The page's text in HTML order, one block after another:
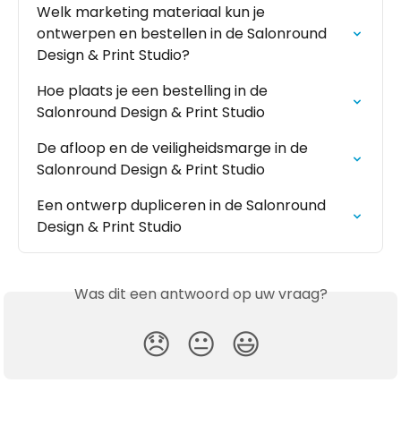
Welk marketing materiaal kun je
ontwerpen en bestellen in de Salonround
Design & Print Studio?
Hoe plaats je een bestelling in de
Salonround Design & Print Studio
De afloop en de veiligheidsmarge in de
Salonround Design & Print Studio
Een ontwerp dupliceren in de Salonround
Design & Print Studio
Was dit een antwoord op uw vraag?
😞 😐 😃